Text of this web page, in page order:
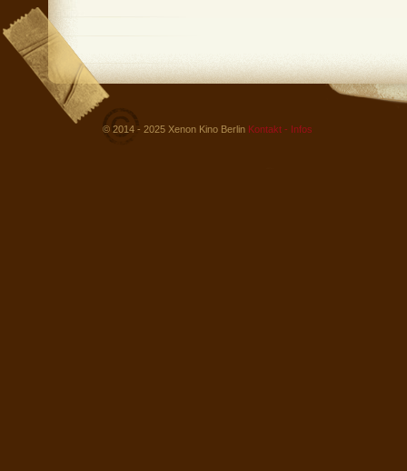
© 2014 - 2025 Xenon Kino Berlin Kontakt - Infos